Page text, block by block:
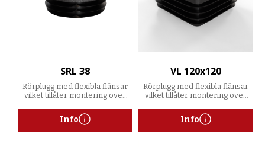
SRL 38
Rörplugg med flexibla flänsar
vilket tillåter montering över
Info
VL 120x120
Rörplugg med flexibla flänsar
vilket tillåter montering över
Info